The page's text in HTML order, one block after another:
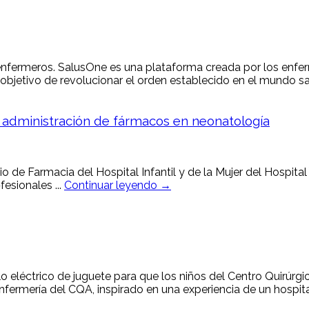
SalusOne es una plataforma creada por los
de revolucionar el orden establecido en el mundo
de fármacos en neonatología
de Farmacia del Hospital Infantil y de la Mujer del
... Continuar leyendo →
eléctrico de juguete para que los niños del Centro
del CQA, inspirado en una experiencia de un